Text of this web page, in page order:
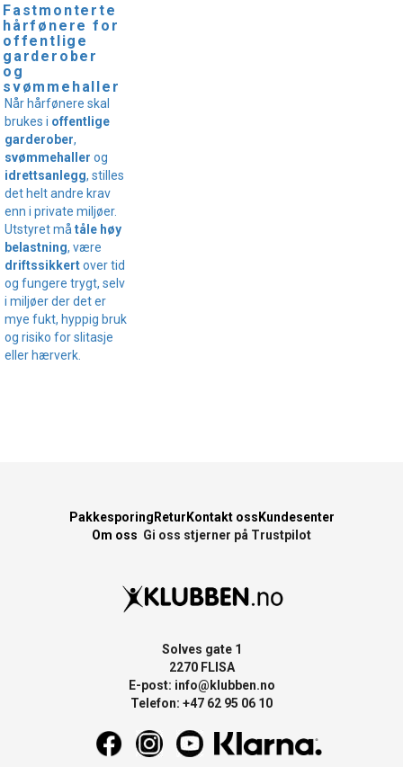
Fastmonterte
hårfønere for
offentlige
garderober
og
svømmehaller
Når hårfønere skal
brukes i offentlige
garderober,
svømmehaller og
idrettsanlegg, stilles
det helt andre krav
enn i private miljøer.
Utstyret må tåle høy
belastning, være
driftssikkertover tid
og fungere trygt, selv
i miljøer der det er
mye fukt, hyppig bruk
og risiko for slitasje
eller hærverk.
Pakkesporing Retur Kontakt oss Kundesenter
Om oss Gi oss stjerner på Trustpilot
Solves gate 1
2270 FLISA
E-post: info@klubben.no
Telefon: +47 62 95 06 10